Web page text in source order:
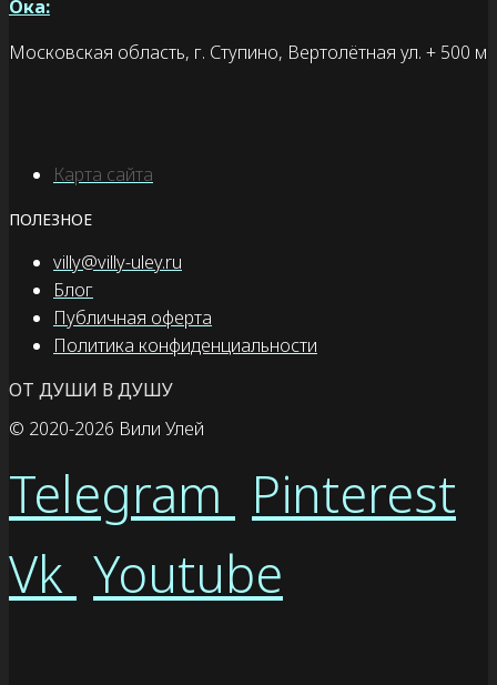
Ока:
Московская область, г. Ступино, Вертолётная ул. + 500 м
Карта сайта
ПОЛЕЗНОЕ
villy@villy-uley.ru
Блог
Публичная оферта
Политика конфиденциальности
ОТ ДУШИ В ДУШУ
© 2020-2026 Вили Улей
Telegram Pinterest
Vk Youtube